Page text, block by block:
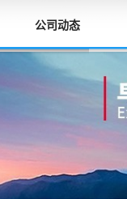
公司动态